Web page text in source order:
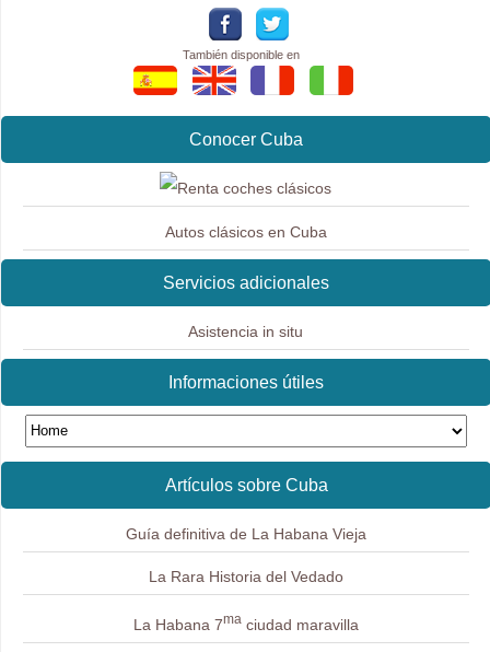
También disponible en
Conocer Cuba
Autos clásicos en Cuba
Servicios adicionales
Asistencia in situ
Informaciones útiles
Artículos sobre Cuba
Guía definitiva de La Habana Vieja
La Rara Historia del Vedado
La Habana 7maciudad maravilla